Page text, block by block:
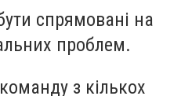
спрямовані на
проблем.
з кількох